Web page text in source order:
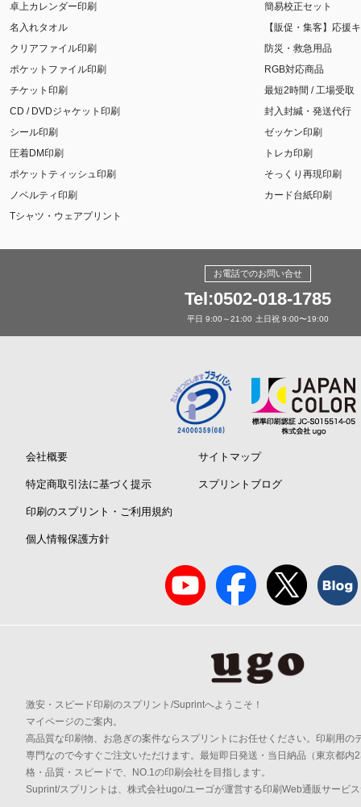
卓上カレンダー印刷
名入れタオル
クリアファイル印刷
ポケットファイル印刷
チケット印刷
CD / DVDジャケット印刷
シール印刷
圧着DM印刷
ポケットティッシュ印刷
ノベルティ印刷
Tシャツ・ウェアプリント
簡易校正セット
【販促・集客】応援
防災・救急用品
RGB対応商品
最短2時間 / 工場受取
封入封緘・発送代行
ゼッケン印刷
トレカ印刷
そっくり再現印刷
カード台紙印刷
お電話でのお問い合せ
Tel:0502-018-1785
平日 9:00～21:00 土日祝 9:00〜19:00
会社概要
特定商取引法に基づく提示
印刷のスプリント・ご利用規約
個人情報保護方針
サイトマップ
スプリントブログ
激安・スピード印刷のスプリント/Suprintへようこそ！
マイページのご案内。
高品質な印刷物、お急ぎの案件ならスプリントにお任せください。印刷用の
専門なので今すぐご注文いただけます。最短即日発送・当日納品（東京都内
格・品質・スピードで、NO.1の印刷会社を目指します。
Suprint/スプリントは、株式会社ugo/ユーゴが運営する印刷Web通販サービ